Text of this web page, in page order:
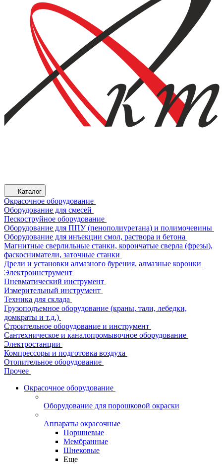
Каталог
Окрасочное оборудование
Оборудование для смесей
Пескоструйное оборудование
Оборудование для ППУ (пенополиуретана) и полимочевины
Оборудование для инъекции смол, раствора и бетона
Магнитные сверлильные станки, корончатые сверла (фрезы),
фаскосниматели, заточные станки
Дрели и установки алмазного бурения, алмазные коронки
Электроинструмент
Пневматический инструмент
Измерительный инструмент
Техника для склада
Грузоподъемное оборудование (краны, тали, лебедки,
домкраты и т.д.)
Строительное оборудование и инструмент
Сантехническое и каналопромывочное оборудование
Электростанции
Компрессоры и подготовка воздуха
Отопительное оборудование
Прочее
Окрасочное оборудование
Оборудование для порошковой окраски
Аппараты окрасочные
Поршневые
Мембранные
Шнековые
Еще